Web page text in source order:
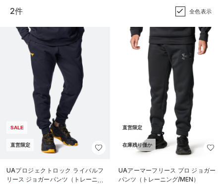
2件 全色表示
SALE
直営限定
UAプロジェクトロック ライバルフ
リース ジョガーパンツ（トレーニン
直営限定
在庫残り僅か
UAアーマーフリース プロ ジョガー
パンツ（トレーニング/MEN）